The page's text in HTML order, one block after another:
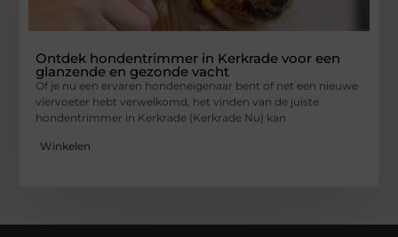
Ontdek hondentrimmer in Kerkrade voor een
glanzende en gezonde vacht
Of je nu een ervaren hondeneigenaar bent of net een nieuwe
viervoeter hebt verwelkomd, het vinden van de juiste
hondentrimmer in Kerkrade (Kerkrade Nu) kan
Winkelen